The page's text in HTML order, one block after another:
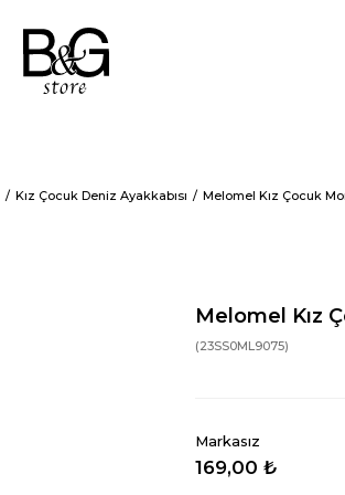
Kız Çocuk Deniz Ayakkabısı Melomel Kız Çocuk
Melomel Kız
(23SS0ML9075)
Markasız
169,00 ₺